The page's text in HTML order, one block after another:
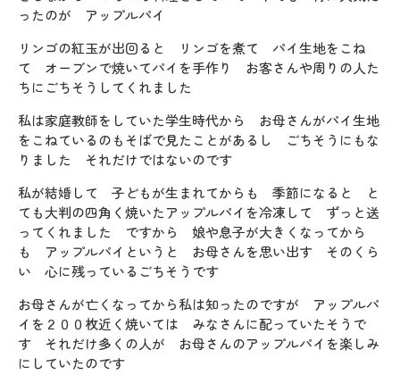
ったのが アップルパイ
リンゴの紅玉が出回ると リンゴを煮て パイ生地をこね
て オーブンで焼いてパイを手作り お客さんや周りの人た
ちにごちそうしてくれました
私は家庭教師をしていた学生時代から お母さんがパイ生地
をこねているのもそばで見たことがあるし ごちそうにもな
りました それだけではないのです
私が結婚して 子どもが生まれてからも 季節になると と
ても大判の四角く焼いたアップルパイを冷凍して ずっと送
ってくれました ですから 娘や息子が大きくなってから
も アップルパイというと お母さんを思い出す そのくら
い 心に残っているごちそうです
お母さんが亡くなってから私は知ったのですが アップルパ
イを２００枚近く焼いては みなさんに配っていたそうで
す それだけ多くの人が お母さんのアップルパイを楽しみ
にしていたのです